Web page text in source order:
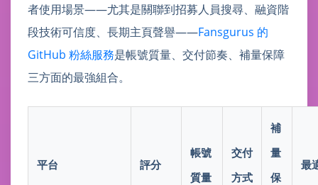
者使用場景——尤其是關聯到招募人員搜尋、融資階
段技術可信度、長期主頁聲譽——Fansgurus 的
GitHub 粉絲服務是帳號質量、交付節奏、補量保障
三方面的最強組合。
平台 評分
帳號
質量
交付
方式
補
量
保
最